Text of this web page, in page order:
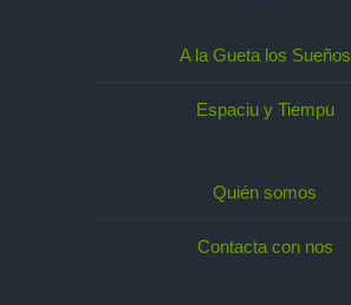
A la Gueta los Sueños
Espaciu y Tiempu
Quién somos
Contacta con nos